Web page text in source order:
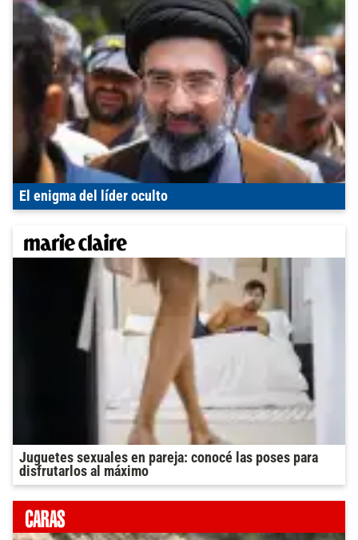
El enigma del líder oculto
Juguetes sexuales en pareja: conocé las poses para
disfrutarlos al máximo